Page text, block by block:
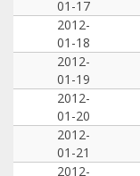
01-17
2012-
01-18
2012-
01-19
2012-
01-20
2012-
01-21
2012-